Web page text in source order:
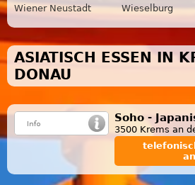
Wiener Neustadt
Wieselburg
ASIATISCH ESSEN IN
DONAU
Soho -
3500 Krems an